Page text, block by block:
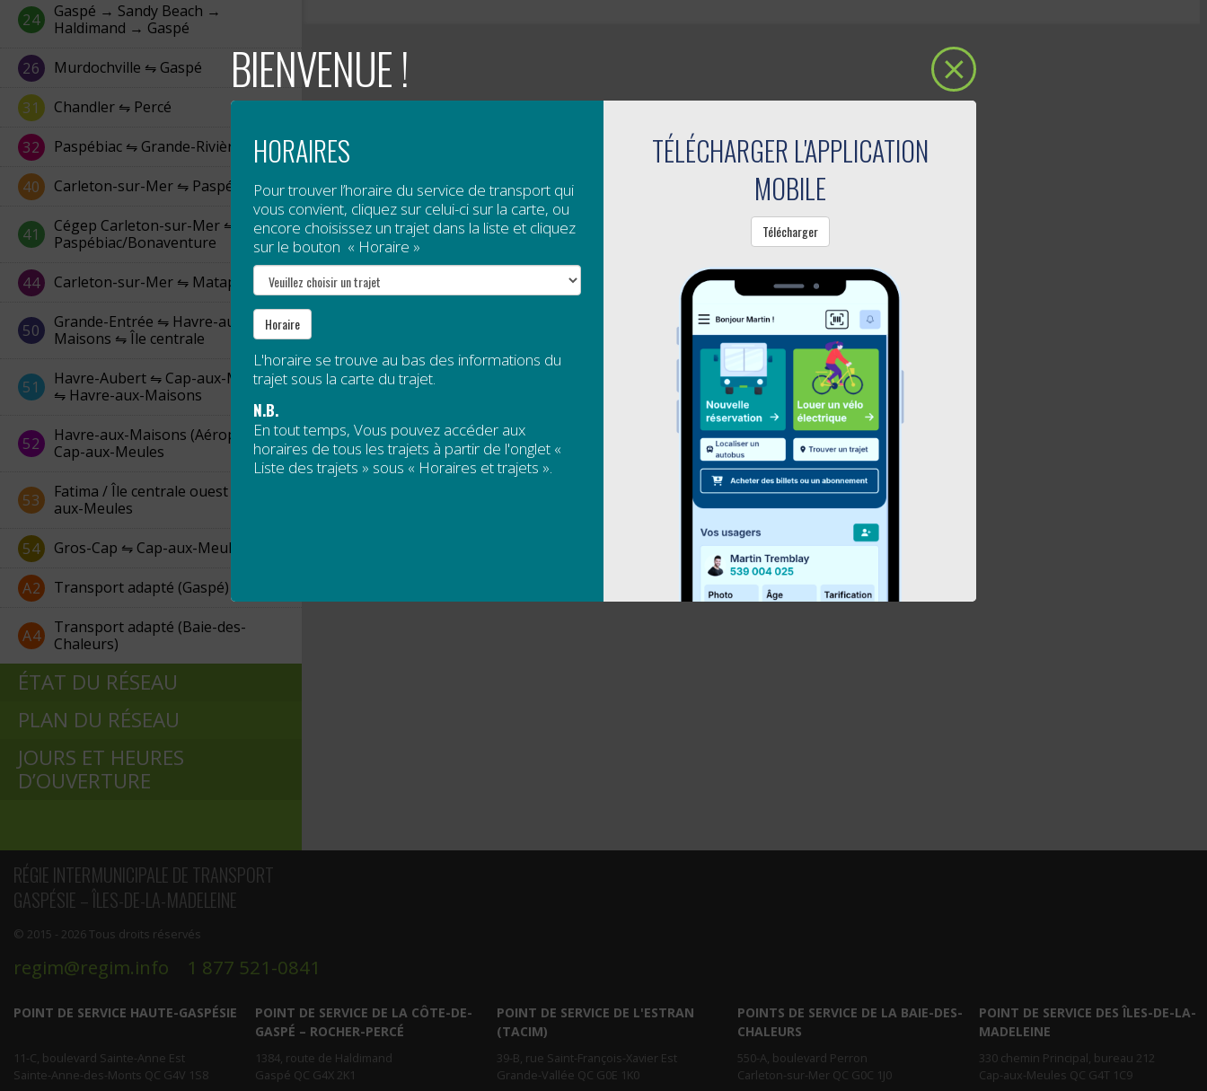
24
Gaspé → Sandy Beach →
Haldimand → Gaspé
26 Murdochville ⇋ Gaspé
31 Chandler ⇋ Percé
32 Paspébiac ⇋ Grande-Rivière
40 Carleton-sur-Mer ⇋ Paspébiac
41
Cégep Carleton-sur-Mer ⇋
Paspébiac/Bonaventure
44 Carleton-sur-Mer ⇋ Matapédia
50
Grande-Entrée ⇋ Havre-aux-
Maisons ⇋ Île centrale
51
Havre-Aubert ⇋ Cap-aux-Meules
⇋ Havre-aux-Maisons
52
Havre-aux-Maisons (Aéroport) ⇋
Cap-aux-Meules
53
Fatima / Île centrale ouest ⇋ Cap-
aux-Meules
54 Gros-Cap ⇋ Cap-aux-Meules
A2 Transport adapté (Gaspé)
A4
Transport adapté (Baie-des-
Chaleurs)
ÉTAT DU RÉSEAU
PLAN DU RÉSEAU
JOURS ET HEURES
D’OUVERTURE
RÉGIE INTERMUNICIPALE DE TRANSPORT
GASPÉSIE – ÎLES-DE-LA-MADELEINE
© 2015 - 2026 Tous droits réservés
regim@regim.info 1 877 521-0841
POINT DE SERVICE HAUTE-GASPÉSIE
11-C, boulevard Sainte-Anne Est
Sainte-Anne-des-Monts QC G4V 1S8
POINT DE SERVICE DE LA CÔTE-DE-
GASPÉ – ROCHER-PERCÉ
1384, route de Haldimand
Gaspé QC G4X 2K1
POINT DE SERVICE DE L'ESTRAN
(TACIM)
39-B, rue Saint-François-Xavier Est
Grande-Vallée QC G0E 1K0
POINTS DE SERVICE DE LA BAIE-DES-
CHALEURS
550-A, boulevard Perron
Carleton-sur-Mer QC G0C 1J0
POINT DE SERVICE DES ÎLES-DE-LA-
MADELEINE
330 chemin Principal, bureau 212
Cap-aux-Meules QC G4T 1C9
BIENVENUE !
HORAIRES
Pour trouver l’horaire du service de transport qui
vous convient, cliquez sur celui-ci sur la carte, ou
encore choisissez un trajet dans la liste et cliquez
sur le bouton « Horaire »
Horaire
L'horaire se trouve au bas des informations du
trajet sous la carte du trajet.
N.B.
En tout temps, Vous pouvez accéder aux
horaires de tous les trajets à partir de l'onglet «
Liste des trajets » sous « Horaires et trajets ».
TÉLÉCHARGER L'APPLICATION
MOBILE
Télécharger